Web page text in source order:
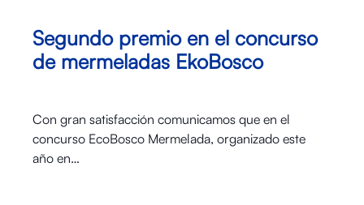
Segundo premio en el concurso
de mermeladas EkoBosco
Con gran satisfacción comunicamos que en el
concurso EcoBosco Mermelada, organizado este
año en…